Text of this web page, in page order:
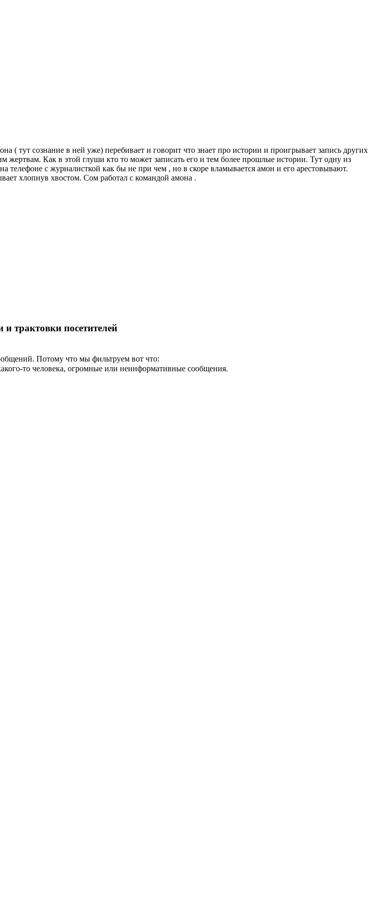
тут сознание в ней уже) перебивает и говорит что знает про истории и проигрывает запись других
Как в этой глуши кто то может записать его и тем более прошлые истории. Тут одну из
телефоне с журналисткой как бы не при чем , но в скоре вламывается амон и его арестовывают.
хлопнув хвостом. Сом работал с командой амона .
трактовки посетителей
. Потому что мы фильтруем вот что:
то человека, огромные или неинформативные сообщения.